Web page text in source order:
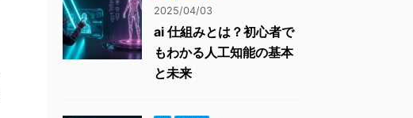
2025/04/03
ai 仕組みとは？初心者で
もわかる人工知能の基本
と未来